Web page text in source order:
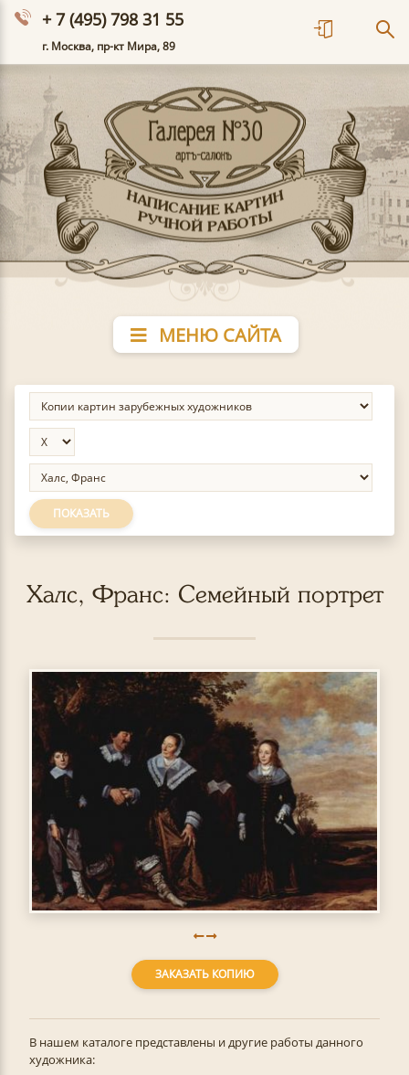
+ 7 (495) 798 31 55
г. Москва, пр-кт Мира, 89
МЕНЮ САЙТА
ПОКАЗАТЬ
Халс, Франс: Семейный портрет
ЗАКАЗАТЬ КОПИЮ
В нашем каталоге представлены и другие работы данного
художника: